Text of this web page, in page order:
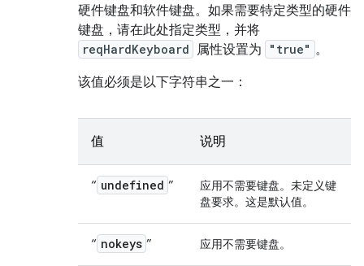
硬件键盘和软件键盘。如果需要特定类型的硬件
键盘，请在此处指定类型，并将
reqHardKeyboard 属性设置为 "true" 。
该值必须是以下字符串之一：
值 说明
“ undefined ”
应用不需要键盘。未定义键
盘要求。这是默认值。
“ nokeys ” 应用不需要键盘。